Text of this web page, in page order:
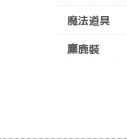
魔法道具
麋鹿裝